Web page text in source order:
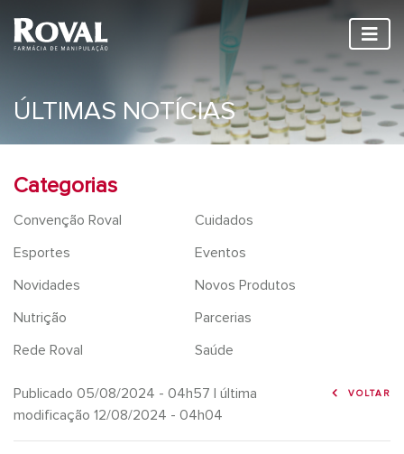
ÚLTIMAS NOTÍCIAS
Categorias
Convenção Roval
Cuidados
Esportes
Eventos
Novidades
Novos Produtos
Nutrição
Parcerias
Rede Roval
Saúde
VOLTAR
Publicado 05/08/2024 - 04h57 | última
modificação 12/08/2024 - 04h04